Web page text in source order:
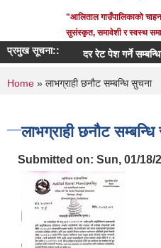
"आलिताल गाउँपालिकाको
सुसंस्कृत, समावेशी र स्वस्थ
प्रमुख सूचना::दर रेट पेश गर्ने सम्बन्धि सूचना
You are here
Home » लाभग्राही छनौट सम्बन्धि सुचना
लाभग्राही छनौट
Submitted on: Sun, 01/18/